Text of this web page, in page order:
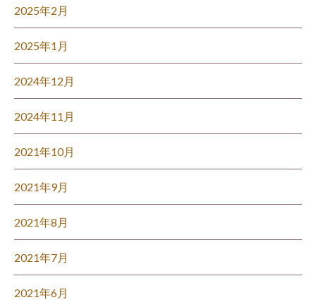
2025年2月
2025年1月
2024年12月
2024年11月
2021年10月
2021年9月
2021年8月
2021年7月
2021年6月